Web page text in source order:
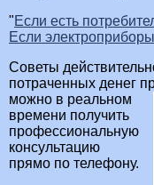
Если есть
Если
Советы
потраченных денег
можно в реальном
времени получить
профессиональную
консультацию
прямо по телефону.